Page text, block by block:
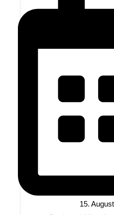
15.